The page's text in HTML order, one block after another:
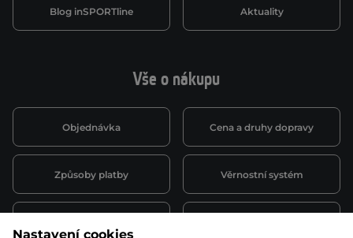
Vše o nákupu
Objednávka Cena a druhy dopravy
Způsoby platby Věrnostní systém
Blog inSPORTline Aktuality
Nastavení cookies